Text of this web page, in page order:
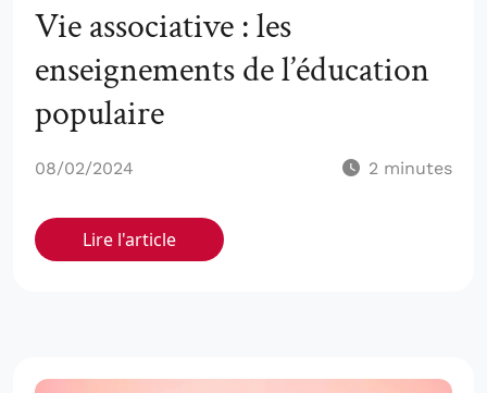
Vie associative : les
enseignements de l’éducation
populaire
08/02/2024 2 minutes
Lire l'article